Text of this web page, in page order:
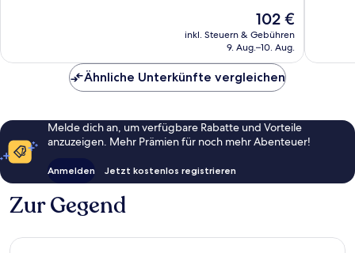
Der
Preis
beträgt
102 €
inkl. Steuern & Gebühren
9. Aug.–10. Aug.
Ähnliche Unterkünfte vergleichen
Melde dich an, um verfügbare Rabatte und Vorteile
anzuzeigen. Mehr Prämien für noch mehr Abenteuer!
Anmelden Jetzt kostenlos registrieren
Zur Gegend